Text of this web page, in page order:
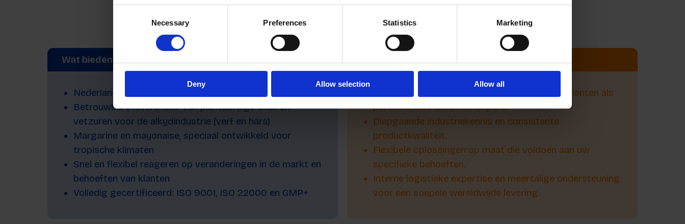
Necessary Preferences Statistics Marketing
Deny Allow selection Allow all
Wat bieden we aan?
Nederlandse kwaliteitsproducten sinds 1826
Betrouwbare leverancier van plantaardige oliën en
vetzuren voor de alkydindustrie (verf en hars)
Margarine en mayonaise, speciaal ontwikkeld voor
tropische klimaten
Snel en flexibel reageren op veranderingen in de markt en
behoeften van klanten
Volledig gecertificeerd: ISO 9001, ISO 22000 en GMP+
Een klantgerichte benadering - we zien onze klanten als
partners, niet alleen als kopers.
Diepgaande industriekennis en consistente
productkwaliteit.
Flexibele oplossingen op maat die voldoen aan uw
specifieke behoeften.
Interne logistieke expertise en meertalige ondersteuning
voor een soepele wereldwijde levering.